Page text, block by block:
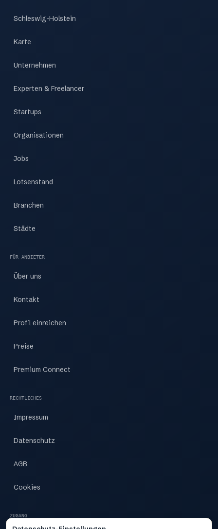
Schleswig-Holstein
Karte
Unternehmen
Experten & Freelancer
Startups
Organisationen
Jobs
Lotsenstand
Branchen
Städte
FÜR ANBIETER
Über uns
Kontakt
Profil einreichen
Preise
Premium Connect
RECHTLICHES
Impressum
Datenschutz
AGB
Cookies
ZUGANG